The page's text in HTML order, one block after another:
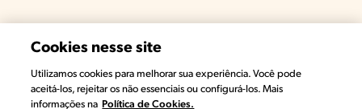
Cookies nesse site
Utilizamos cookies para melhorar sua experiência. Você pode
aceitá-los, rejeitar os não essenciais ou configurá-los. Mais
informações na Política de Cookies.